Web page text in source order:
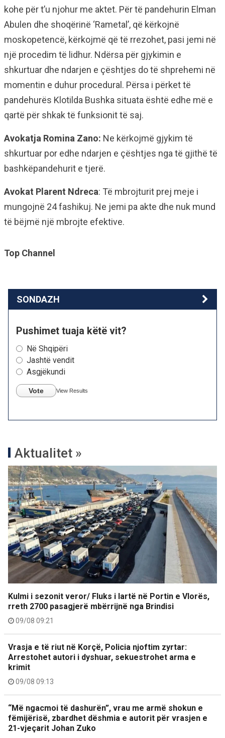
kohe për t’u njohur me aktet. Për të pandehurin Elman
Abulen dhe shoqërinë ‘Rametal’, që kërkojnë
moskopetencë, kërkojmë që të rrezohet, pasi jemi në
një procedim të lidhur. Ndërsa për gjykimin e
shkurtuar dhe ndarjen e çështjes do të shprehemi në
momentin e duhur procedural. Përsa i përket të
pandehurës Klotilda Bushka situata është edhe më e
qartë për shkak të funksionit të saj.
Avokatja Romina Zano: Ne kërkojmë gjykim të
shkurtuar por edhe ndarjen e çështjes nga të gjithë të
bashkëpandehurit e tjerë.
Avokat Plarent Ndreca: Të mbrojturit prej meje i
mungojnë 24 fashikuj. Ne jemi pa akte dhe nuk mund
të bëjmë një mbrojte efektive.
Top Channel
SONDAZH
Pushimet tuaja këtë vit?
Në Shqipëri
Jashtë vendit
Asgjëkundi
Vote View Results
Aktualitet »
Kulmi i sezonit veror/ Fluks i lartë në Portin e Vlorës,
rreth 2700 pasagjerë mbërrijnë nga Brindisi
09/08 09:21
Vrasja e të riut në Korçë, Policia njoftim zyrtar:
Arrestohet autori i dyshuar, sekuestrohet arma e
krimit
09/08 09:13
“Më ngacmoi të dashurën”, vrau me armë shokun e
fëmijërisë, zbardhet dëshmia e autorit për vrasjen e
21-vjeçarit Johan Zuko